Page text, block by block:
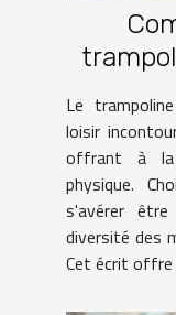
Le
loisir
offrant à la
physique.
s'avérer
diversité des
Cet écrit offre